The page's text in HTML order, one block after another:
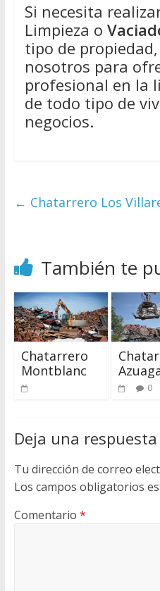
Si necesita
Limpieza o
tipo de
nosotros para
profesional en la
de todo tipo de
negocios.
← Chatarrero Los
También te
Chatarrero
Montblanc
0
Deja una respuesta
Tu dirección de correo
Los campos obligatorios
Comentario *